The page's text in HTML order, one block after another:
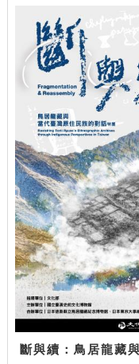
斷與續：鳥居龍藏